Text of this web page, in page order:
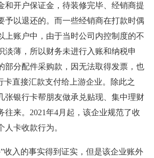
和开户保证金，待装修完毕、经销商提
予以退还的。而一些经销商在打款时偶
上账户中，由于当时公司内控制度的不
淡薄，所以财务未进行入账和纳税申
部分配件采购款，因无法取得发票，也
卡直接汇款支付给上游企业。除此之
张银行卡帮朋友做承兑贴现、集中理财
往来。2021年4月起，该企业规范了收
卡收款行为。
入的事实得到证实，但是该企业账外